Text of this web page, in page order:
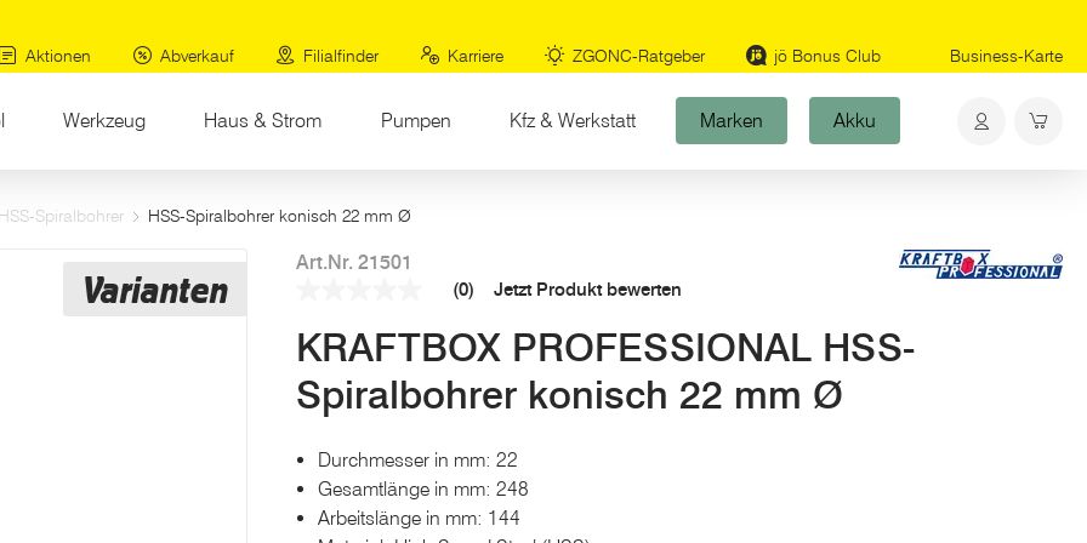
Aktionen
Abverkauf Filialfinder Karriere ZGONC-Ratgeber jö Bonus Club Business-Karte
Werkzeug Haus & Strom Pumpen Kfz & Werkstatt Marken Akku
HSS-Spiralbohrer HSS-Spiralbohrer konisch 22 mm Ø
Varianten
Art.Nr. 21501
Link
auf
derselben
Seite.
(0) Jetzt Produkt bewerten
KRAFTBOX PROFESSIONAL HSS-
Spiralbohrer konisch 22 mm Ø
Durchmesser in mm: 22
Gesamtlänge in mm: 248
Arbeitslänge in mm: 144